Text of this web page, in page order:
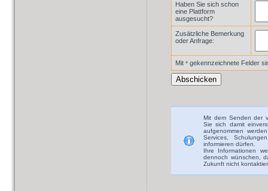
Haben Sie sich schon
eine Plattform
ausgesucht?
Zusätzliche Bemerkung
oder Anfrage:
Mit * gekennzeichnete Felder
Mit dem Senden der
Sie sich damit
aufgenommen
Services,
informieren dürfen.
Ihre Informationen
dennoch wünschen,
Zukunft nicht